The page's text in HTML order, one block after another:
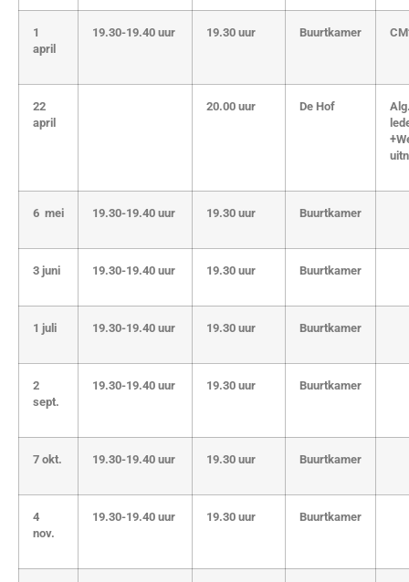
1
april
19.30-19.40 uur 19.30 uur Buurtkamer
22
april
20.00 uur De Hof
6 mei 19.30-19.40 uur 19.30 uur Buurtkamer
3 juni 19.30-19.40 uur 19.30 uur Buurtkamer
1 juli 19.30-19.40 uur 19.30 uur Buurtkamer
2
sept.
19.30-19.40 uur 19.30 uur Buurtkamer
7 okt. 19.30-19.40 uur 19.30 uur Buurtkamer
4
nov.
19.30-19.40 uur 19.30 uur Buurtkamer